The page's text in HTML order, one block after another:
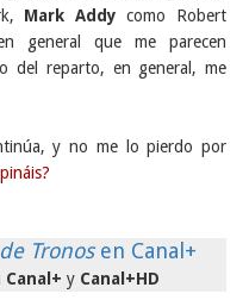
Mark Addy como Robert
general que me parecen
del reparto, en general, me
y no me lo pierdo por
Tronos en Canal+
Canal+ y Canal+HD